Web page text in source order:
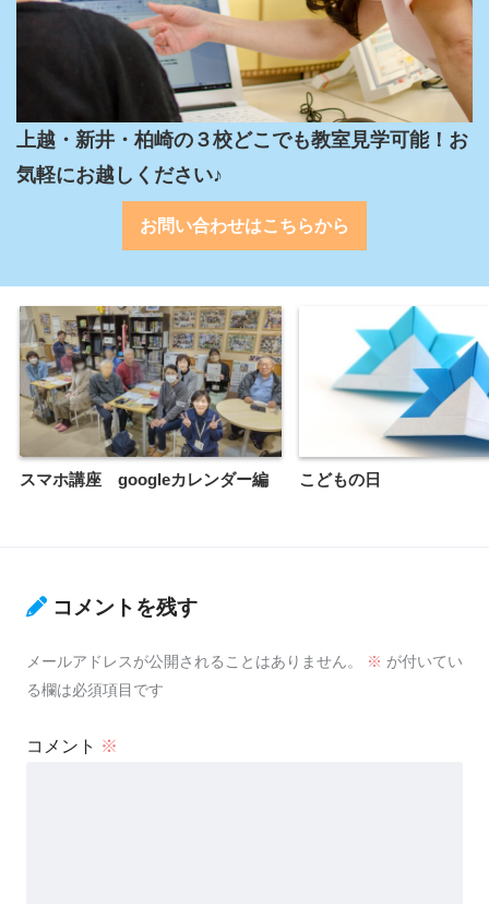
上越・新井・柏崎の３校どこでも教室見学可能！お
気軽にお越しください♪
お問い合わせはこちらから
スマホ講座 googleカレンダー編 こどもの日
コメントを残す
メールアドレスが公開されることはありません。 ※ が付いてい
る欄は必須項目です
コメント ※